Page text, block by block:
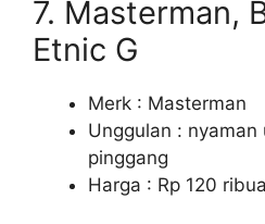
7. Masterman,
Etnic G
Merk : Masterman
Unggulan : nyaman
pinggang
Harga : Rp 120